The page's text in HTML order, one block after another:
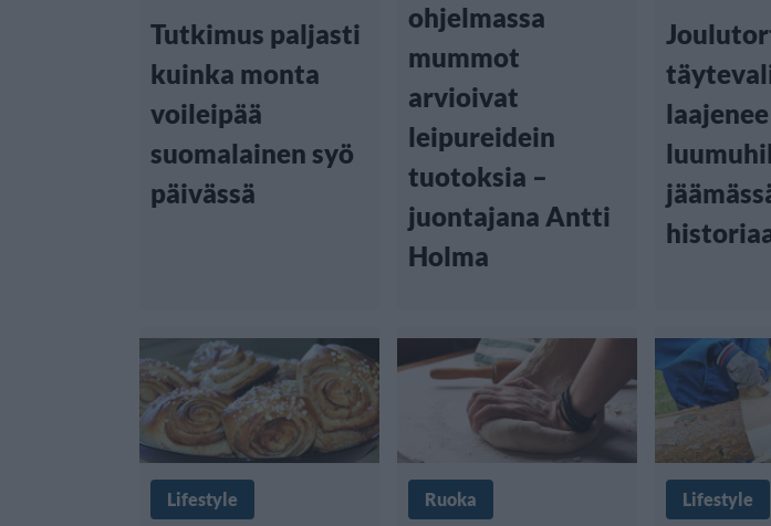
Tutkimus paljasti
kuinka monta
voileipää
suomalainen syö
päivässä
ohjelmassa
mummot
arvioivat
leipureidein
tuotoksia –
juontajana Antti
Holma
Lifestyle Ruoka Lifestyle